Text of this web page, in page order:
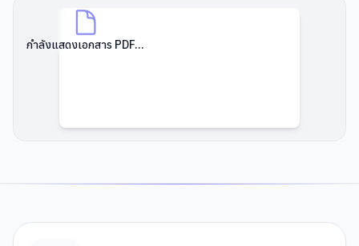
กำลังแสดงเอกสาร PDF...